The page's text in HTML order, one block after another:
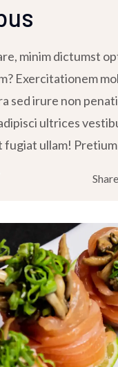
minim dictumst
Exercitationem
sed irure non
ultrices
ullam!